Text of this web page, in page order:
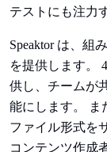
テストにも注力
Speaktor は、組
を提供します。
供し、チームが
能にします。 ま
ファイル形式を
コンテンツ作成